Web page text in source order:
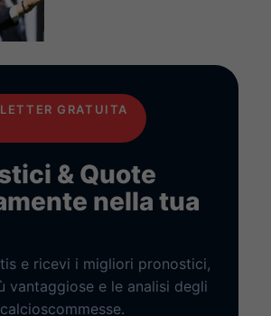
GRATUITA
& Quote
nella tua
e ricevi i migliori pronostici,
vantaggiose e le analisi degli